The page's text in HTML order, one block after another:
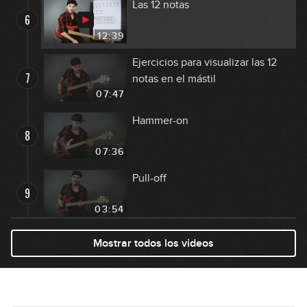
6
12:39
Las 12 notas
7
07:47
Ejercicios para visualizar las 12
notas en el mástil
8
07:36
Hammer-on
9
03:54
Pull-off
08:02
Slide
Mostrar todos los videos